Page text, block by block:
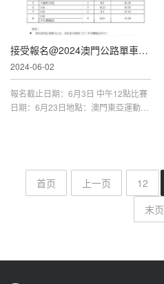
公路單車完成後開始。賽事分為精英
組、公開組、初
接受報名@2024澳門公路單車聯賽-第三場
2024-06-02
報名截止日期：6月3日 中午12點比賽
日期：6月23日地點：澳門東亞運動會
首页 上一页 12
末页